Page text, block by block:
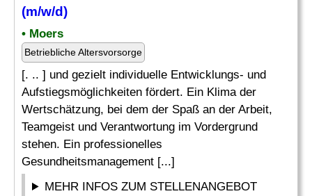
(m/w/d)
• Moers
Betriebliche Altersvorsorge
[. .. ] und gezielt individuelle Entwicklungs- und
Aufstiegsmöglichkeiten fördert. Ein Klima der
Wertschätzung, bei dem der Spaß an der Arbeit,
Teamgeist und Verantwortung im Vordergrund
stehen. Ein professionelles
Gesundheitsmanagement [...]
MEHR INFOS ZUM STELLENANGEBOT